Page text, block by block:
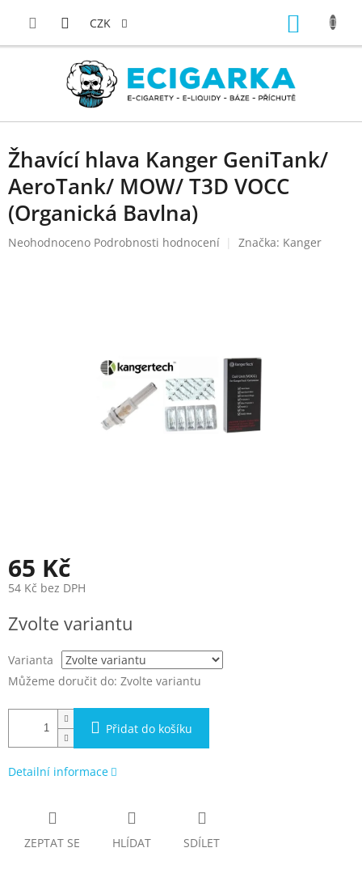
CZK
Žhavící hlava Kanger GeniTank/
AeroTank/ MOW/ T3D VOCC
(Organická Bavlna)
Průměrné
Neohodnoceno Podrobnosti hodnocení Značka: Kanger
65 Kč
54 Kč bez DPH
cena:
Zvolte variantu
Varianta
Můžeme doručit do: Zvolte variantu
Přidat do košíku
Detailní informace
ZEPTAT SE HLÍDAT SDÍLET